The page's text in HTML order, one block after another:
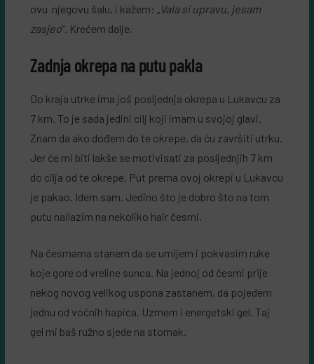
ovu njegovu šalu, i kažem: „
Vala si upravu, jesam
zasjeo“. Krećem dalje.
Zadnja okrepa na putu pakla
Do kraja utrke ima još posljednja okrepa u Lukavcu za
7 km. To je sada jedini cilj koji imam u svojoj glavi.
Znam da ako dođem do te okrepe, da ću završiti utrku.
Jer će mi biti lakše se motivisati za posljednjih 7 km
do cilja od te okrepe. Put prema ovoj okrepi u Lukavcu
je pakao. Idem sam. Jedino što je dobro što na tom
putu nailazim na nekoliko hair česmi.
Na česmama stanem da se umijem i pokvasim ruke
koje gore od vreline sunca. Na jednoj od česmi prije
nekog novog velikog uspona zastanem, da pojedem
jednu od voćnih hapica. Uzmem i energetski gel. Taj
gel mi baš ružno sjede na stomak.